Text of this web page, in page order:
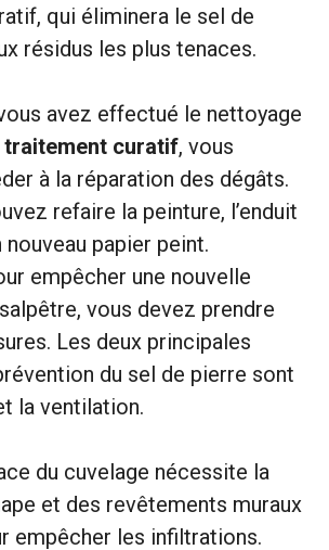
qui éliminera le sel de
résidus les plus tenaces.
avez effectué le nettoyage
traitement curatif, vous
à la réparation des dégâts.
refaire la peinture, l’enduit
papier peint.
empêcher une nouvelle
vous devez prendre
Les deux principales
du sel de pierre sont
la ventilation.
du cuvelage nécessite la
et des revêtements muraux
empêcher les infiltrations.